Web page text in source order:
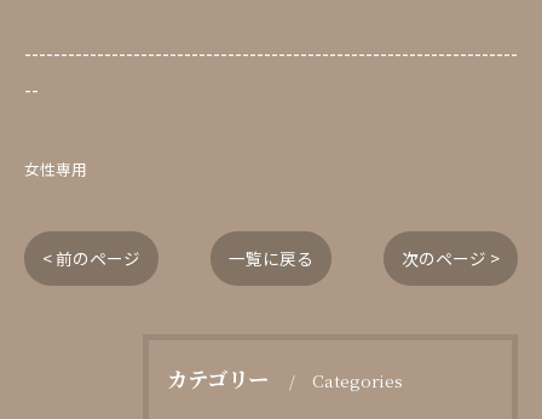
--------------------------------------------------------------------
--
女性専用
< 前のページ 一覧に戻る 次のページ >
カテゴリー Categories